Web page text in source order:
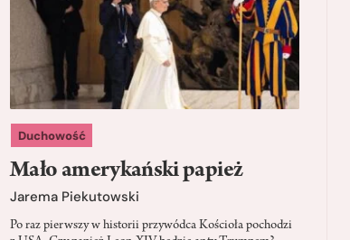
Duchowość
Mało amerykański papież
Jarema Piekutowski
Po raz pierwszy w historii przywódca Kościoła pochodzi